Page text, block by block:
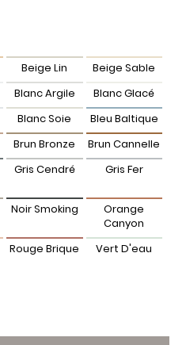
Beige Lin
Beige Sable
Blanc Argile
Blanc Glacé
Blanc Soie
Bleu Baltique
Brun Bronze
Brun Cannelle
Gris Cendré Gris Fer
Noir Smoking
Orange
Canyon
Rouge Brique
Vert D'eau